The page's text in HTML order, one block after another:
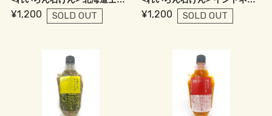
¥1,200 SOLD OUT ¥1,200 SOLD OUT